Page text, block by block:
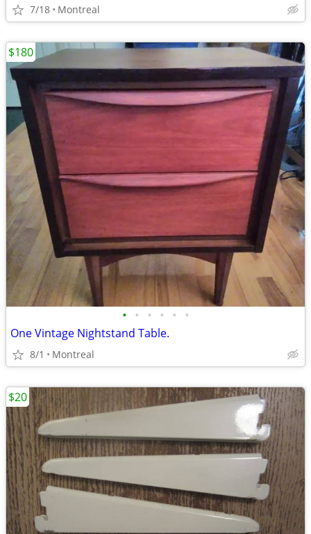
7/18 Montreal
• • • • • •
One Vintage Nightstand Table.
8/1 Montreal
$180
$20